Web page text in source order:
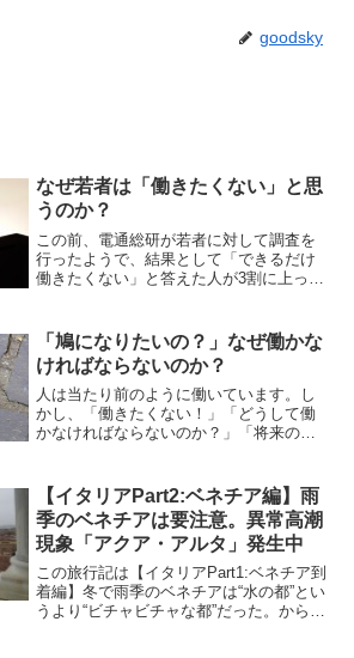
goodsky
なぜ若者は「働きたくない」と思
うのか？
この前、電通総研が若者に対して調査を
行ったようで、結果として「できるだけ
働きたくない」と答えた人が3割に上った
と考えるのでしょうか？もちろん、若者
だけではなく、中年...
「鳩になりたいの？」なぜ働かな
ければならないのか？
人は当たり前のように働いています。し
かし、「働きたくない！」「どうして働
かなければならないのか？」「将来のた
す。では、人はどうして仕事をしなけれ
ばならないのでしょうか？...
【イタリアPart2:ベネチア編】雨
季のベネチアは要注意。異常高潮
現象「アクア・アルタ」発生中
この旅行記は【イタリアPart1:ベネチア到
着編】冬で雨季のベネチアは“水の都”とい
うより“ビチャビチャな都”だった。からの